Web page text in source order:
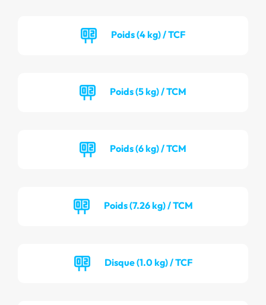
Poids (4 kg) / TCF
Poids (5 kg) / TCM
Poids (6 kg) / TCM
Poids (7.26 kg) / TCM
Disque (1.0 kg) / TCF